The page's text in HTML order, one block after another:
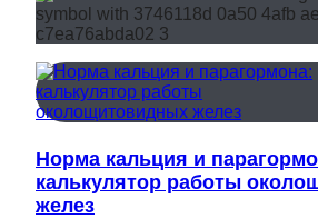
Норма кальция и
калькулятор работы
желез